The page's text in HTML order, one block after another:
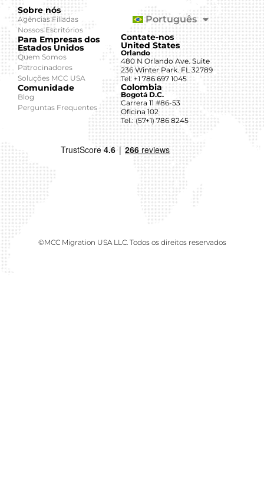
Sobre nós
Agências Filiadas
Nossos Escritórios
Para Empresas dos
Estados Unidos
Quem Somos
Patrocinadores
Soluções MCC USA
Comunidade
Blog
Perguntas Frequentes
Português
Contate-nos
United States
Orlando
480 N Orlando Ave. Suite
236 Winter Park. FL 32789
Tel: +1 786 697 1045
Colombia
Bogotá D.C.
Carrera 11 #86-53
Oficina 102
Tel.: (57+1) 786 8245
©MCC Migration USA LLC. Todos os direitos reservados